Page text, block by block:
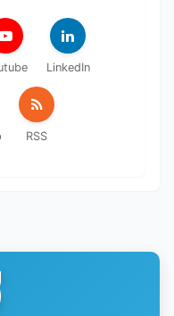
LinkedIn
RSS